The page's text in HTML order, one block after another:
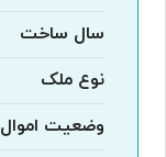
سال ساخت
نوع ملک
وضعیت اموال